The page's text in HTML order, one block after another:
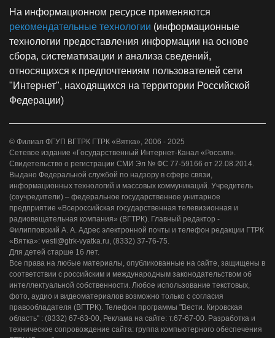
На информационном ресурсе применяются
рекомендательные технологии (информационные
технологии предоставления информации на основе
сбора, систематизации и анализа сведений,
относящихся к предпочтениям пользователей сети
"Интернет", находящихся на территории Российской
Федерации)
© Филиал ФГУП ВГТРК ГТРК «Вятка», 2006 - 2025
Сетевое издание «Государственный Интернет-Канал «Россия».
Свидетельство о регистрации СМИ Эл № ФС 77-59166 от 22.08.2014.
Выдано Федеральной службой по надзору в сфере связи,
информационных технологий и массовых коммуникаций. Учредитель
(соучредители) – федеральное государственное унитарное
предприятие «Всероссийская государственная телевизионная и
радиовещательная компания» (ВГТРК). Главный редактор -
Филипповский А. А. Адрес электронной почты и телефон редакции ГТРК
«Вятка»: vesti@gtrk-vyatka.ru, (8332) 37-76-75.
Для детей старше 16 лет.
Все права на любые материалы, опубликованные на сайте, защищены в
соответствии с российским и международным законодательством об
интеллектуальной собственности. Любое использование текстовых,
фото, аудио и видеоматериалов возможно только с согласия
правообладателя (ВГТРК). Телефон программы "Вести. Кировская
область" : (8332) 67-63-00, Реклама на сайте: т.67-67-00. Разработка и
техническое сопровождение сайта: группа компьютерного обеспечения